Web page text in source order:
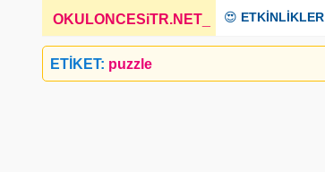
OKULONCESiTR.NET 😍 ETKİNLİKLER
ETİKET: puzzle